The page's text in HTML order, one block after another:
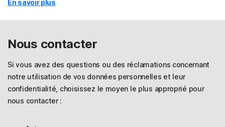
En savoir plus
Nous contacter
Si vous avez des questions ou des réclamations concernant
notre utilisation de vos données personnelles et leur
confidentialité, choisissez le moyen le plus approprié pour
nous contacter :